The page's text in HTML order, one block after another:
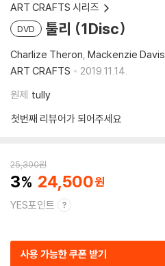
ART CRAFTS 시리즈
DVD 툴리 (1Disc)
Charlize Theron Mackenzie Davis
ART CRAFTS
2019.11.14.
원제 tully
첫번째 리뷰어가 되어주세요
25,300원
3 24,500
YES포인트
사용 가능한 쿠폰 받기